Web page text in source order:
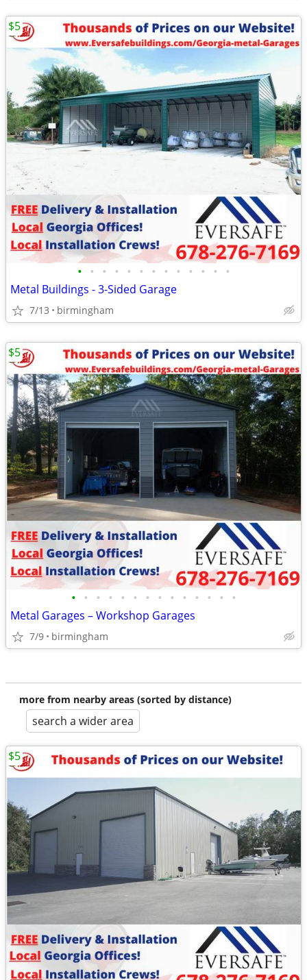
• • • • • • • • • • • • •
Metal Buildings - 3-Sided Garage
7/13 birmingham
$5
• • • • • • • • • • • • • •
Metal Garages – Workshop Garages
7/9 birmingham
$5
more from nearby areas (sorted by distance)
search a wider area
$5